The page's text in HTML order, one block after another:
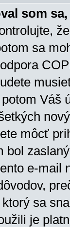
som
sa
Váš
môcť
bol
e-mail
sa
je